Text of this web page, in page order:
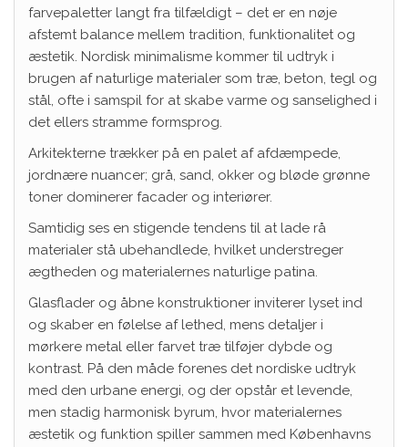
farvepaletter langt fra tilfældigt – det er en nøje
afstemt balance mellem tradition, funktionalitet og
æstetik. Nordisk minimalisme kommer til udtryk i
brugen af naturlige materialer som træ, beton, tegl og
stål, ofte i samspil for at skabe varme og sanselighed i
det ellers stramme formsprog.
Arkitekterne trækker på en palet af afdæmpede,
jordnære nuancer; grå, sand, okker og bløde grønne
toner dominerer facader og interiører.
Samtidig ses en stigende tendens til at lade rå
materialer stå ubehandlede, hvilket understreger
ægtheden og materialernes naturlige patina.
Glasflader og åbne konstruktioner inviterer lyset ind
og skaber en følelse af lethed, mens detaljer i
mørkere metal eller farvet træ tilføjer dybde og
kontrast. På den måde forenes det nordiske udtryk
med den urbane energi, og der opstår et levende,
men stadig harmonisk byrum, hvor materialernes
æstetik og funktion spiller sammen med Københavns